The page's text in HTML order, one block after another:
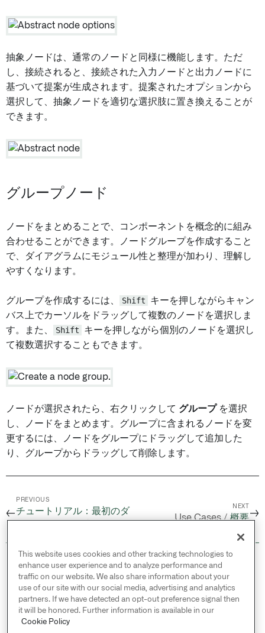
抽象ノードは、通常のノードと同様に機能します。ただ
し、接続されると、接続された入力ノードと出力ノードに
基づいて提案が生成されます。提案されたオプションから
選択して、抽象ノードを適切な選択肢に置き換えることが
できます。
グループノード
ノードをまとめることで、コンポーネントを概念的に組み
合わせることができます。ノードグループを作成すること
で、ダイアグラムにモジュール性と整理が加わり、理解し
やすくなります。
グループを作成するには、 Shift
キーを押しながらキャン
バス上でカーソルをドラッグして複数のノードを選択しま
す。また、
Shift
キーを押しながら個別のノードを選択し
て複数選択することもできます。
ノードが選択されたら、右クリックして グループを選択
し、ノードをまとめます。グループに含まれるノードを変
更するには、ノードをグループにドラッグして追加した
り、グループからドラッグして削除します。
←
PREVIOUS
チュートリアル：最初のダ
NEXT
Use Cases /概要→
© 2026 Palantir Technologies Inc. All rights
reserved.
Cookies Statement ↗
Privacy Statement ↗
Terms of Use ↗
This website uses cookies and other tracking technologies to
enhance user experience and to analyze performance and
traffic on our website. We also share information about your
use of our site with our social media, advertising and analytics
partners. If we have detected an opt-out preference signal then
it will be honored. Further information is available in our
Cookie Policy